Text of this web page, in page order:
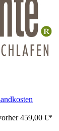
459,00 €*